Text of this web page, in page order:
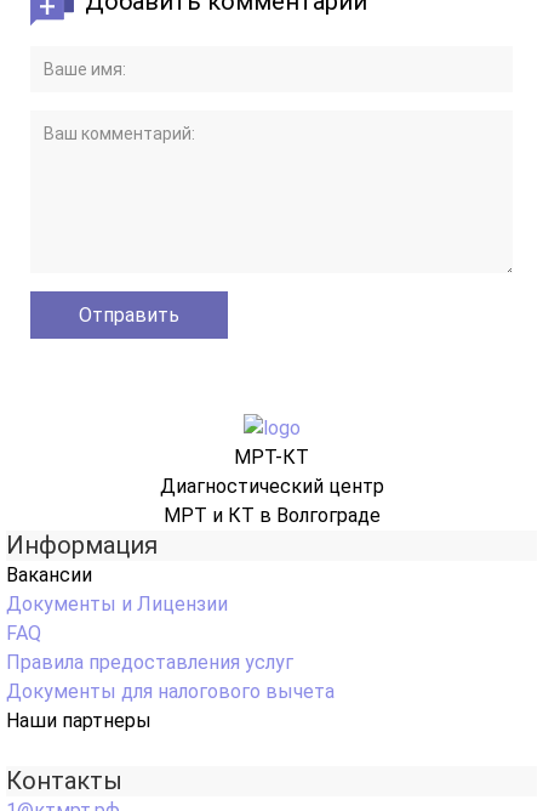
МРТ-КТ
Диагностический центр
МРТ и КТ в Волгограде
Информация
Вакансии
Документы и Лицензии
FAQ
Правила предоставления услуг
Документы для налогового вычета
Наши партнеры
Контакты